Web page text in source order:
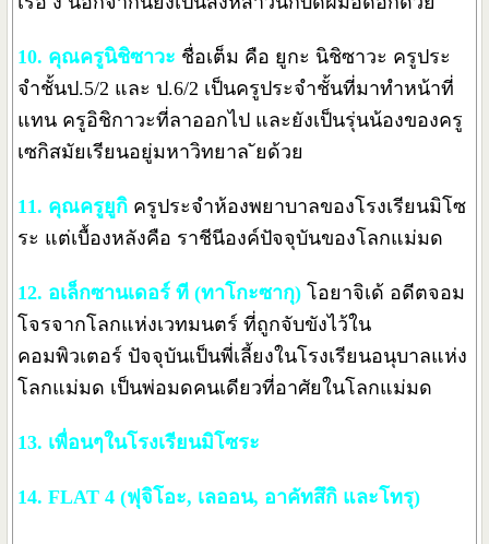
10. คุณครูนิชิซาวะ ชื่อเต็ม คือ ยูกะ นิชิซาวะ ครูประ
จำชั้นป.5/2 และ ป.6/2 เป็นครูประจำชั้นที่มาทำหน้าที่
แทน ครูอิชิกาวะที่ลาออกไป และยังเป็นรุ่นน้องของครู
เซกิสมัยเรียนอยู่มหาวิทยาล ัยด้วย
11. คุณครูยูกิ ครูประจำห้องพยาบาลของโรงเรียนมิโซ
ระ แต่เบื้องหลังคือ ราชีนีองค์ปัจจุบันของโลกแม่มด
12. อเล็กซานเดอร์ ที (ทาโกะซากุ) โอยาจิเด้ อดีตจอม
โจรจากโลกแห่งเวทมนตร์ ที่ถูกจับขังไว้ใน
คอมพิวเตอร์ ปัจจุบันเป็นพี่เลี้ยงในโรงเรียนอนุบาลแห่ง
โลกแม่มด เป็นพ่อมดคนเดียวที่อาศัยในโลกแม่มด
13. เพื่อนๆในโรงเรียนมิโซระ
14. FLAT 4 (ฟุจิโอะ, เลออน, อาคัทสึกิ และโทรุ)